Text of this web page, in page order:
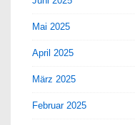
Mai 2025
April 2025
März 2025
Februar 2025